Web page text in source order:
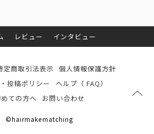
レビュー インタビュー
定商取引法表示 個人情報保護方針
投稿ポリシー
ヘルプ（ FAQ）
ての方へ
お問い合わせ
©hairmakematching